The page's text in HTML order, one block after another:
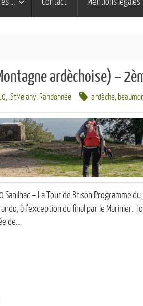
ardèchoise) –
, .StMelany, Randonnée ardèche,
– La Tour de Brison Programme
à l’exception du final par le Marinier.
de…